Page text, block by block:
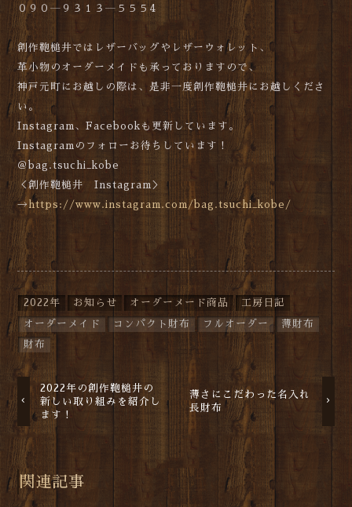
０９０―９３１３―５５５4
創作鞄槌井ではレザーバッグやレザーウォレット、
革小物のオーダーメイドも承っておりますので、
神戸元町にお越しの際は、是非一度創作鞄槌井にお越しくださ
い。
Instagram、Facebookも更新しています。
Instagramのフォローお待ちしています！
＠bag.tsuchi_kobe
＜創作鞄槌井 Instagram＞
→ https://www.instagram.com/bag.tsuchi_kobe/
2022年 お知らせ オーダーメード商品 工房日記
オーダーメイド コンパクト財布 フルオーダー 薄財布
財布
2022年の創作鞄槌井の
新しい取り組みを紹介し
ます！
薄さにこだわった名入れ
長財布
関連記事